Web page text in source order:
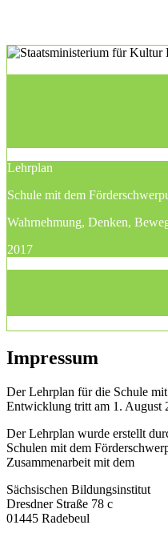
Lehrplan
Schule mit dem
Wahrnehmung, Denken,
2017
Impressum
Der Lehrplan für die Schule
Entwicklung tritt am 1. August
Der Lehrplan wurde erstellt
Schulen mit dem
Zusammenarbeit mit dem
Sächsischen Bildungsinstitut
Dresdner Straße 78 c
01445 Radebeul